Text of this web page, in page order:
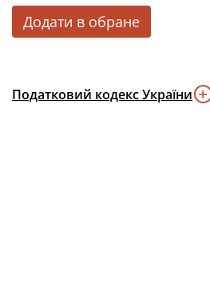
Додати в обране
Податковий кодекс України